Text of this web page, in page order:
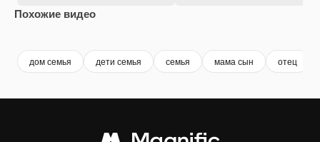
Похожие видео
дом семья дети семья семья мама сын отец